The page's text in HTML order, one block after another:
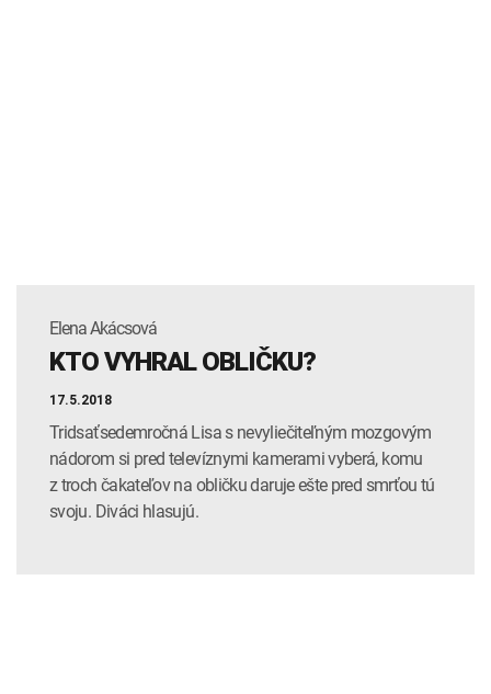
Elena Akácsová
KTO VYHRAL OBLIČKU?
17.5.2018
Tridsaťsedemročná Lisa s nevyliečiteľným mozgovým
nádorom si pred televíznymi kamerami vyberá, komu
z troch čakateľov na obličku daruje ešte pred smrťou tú
svoju. Diváci hlasujú.